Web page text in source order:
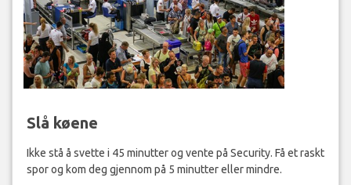
Slå køene
Ikke stå å svette i 45 minutter og vente på Security. Få et raskt
spor og kom deg gjennom på 5 minutter eller mindre.